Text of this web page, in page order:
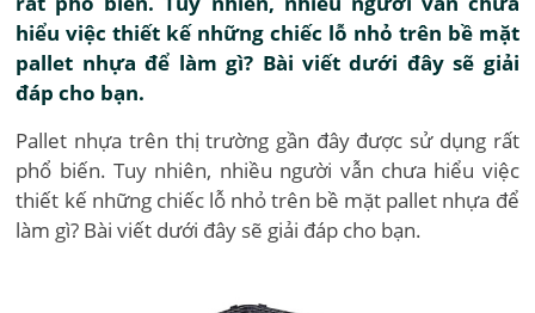
hiểu việc thiết kế những chiếc lỗ nhỏ trên bề mặt
pallet nhựa để làm gì? Bài viết dưới đây sẽ giải
đáp cho bạn.
Pallet nhựa trên thị trường gần đây được sử dụng rất
phổ biến. Tuy nhiên, nhiều người vẫn chưa hiểu việc
thiết kế những chiếc lỗ nhỏ trên bề mặt pallet nhựa để
làm gì? Bài viết dưới đây sẽ giải đáp cho bạn.